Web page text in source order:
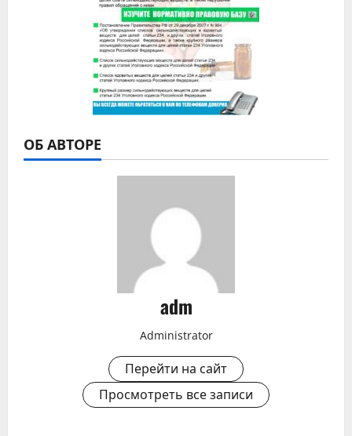
ОБ АВТОРЕ
adm
Administrator
Перейти на сайт
Просмотреть все записи